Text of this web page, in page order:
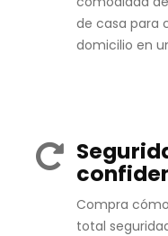
de casa para
domicilio en
Compra
total